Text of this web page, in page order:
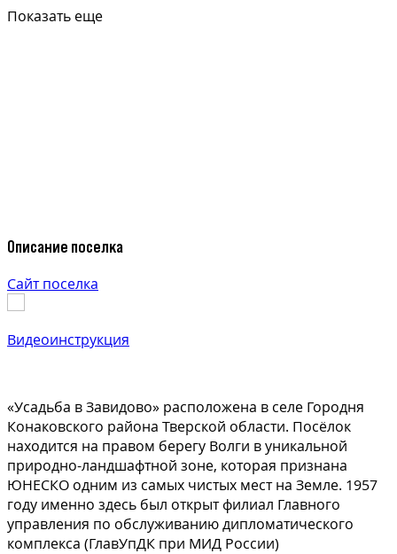
Показать еще
Описание поселка
Сайт поселка
Видеоинструкция
«Усадьба в Завидово» расположена в селе Городня
Конаковского района Тверской области. Посёлок
находится на правом берегу Волги в уникальной
природно-ландшафтной зоне, которая признана
ЮНЕСКО одним из самых чистых мест на Земле. 1957
году именно здесь был открыт филиал Главного
управления по обслуживанию дипломатического
комплекса (ГлавУпДК при МИД России)